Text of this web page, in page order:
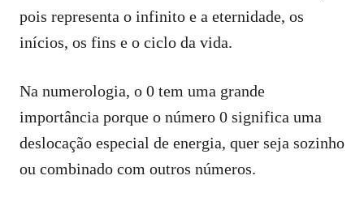
pois representa o infinito e a eternidade, os
inícios, os fins e o ciclo da vida.
Na numerologia, o 0 tem uma grande
importância porque o número 0 significa uma
deslocação especial de energia, quer seja sozinho
ou combinado com outros números.